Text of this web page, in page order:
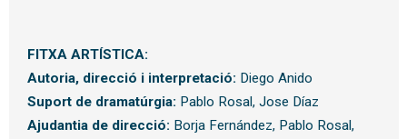
FITXA ARTÍSTICA:
Autoria, direcció i interpretació: Diego Anido
Suport de dramatúrgia: Pablo Rosal, Jose Díaz
Ajudantia de direcció: Borja Fernández, Pablo Rosal,